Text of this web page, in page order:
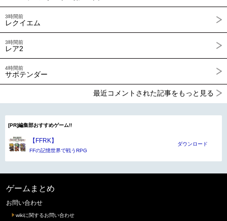
3時間前
レクイエム
3時間前
レア2
4時間前
サボテンダー
最近コメントされた記事をもっと見る
[PR]編集部おすすめゲーム!!
【FFRK】
FFの記憶世界で戦うRPG
ダウンロード
ゲームまとめ
お問い合わせ
wikiに関するお問い合わせ